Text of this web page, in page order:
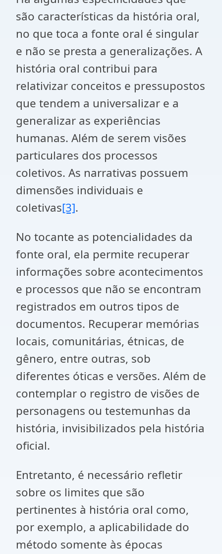
são características da história oral,
no que toca a fonte oral é singular
e não se presta a generalizações. A
história oral contribui para
relativizar conceitos e pressupostos
que tendem a universalizar e a
generalizar as experiências
humanas. Além de serem visões
particulares dos processos
coletivos. As narrativas possuem
dimensões individuais e
coletivas[3].
No tocante as potencialidades da
fonte oral, ela permite recuperar
informações sobre acontecimentos
e processos que não se encontram
registrados em outros tipos de
documentos. Recuperar memórias
locais, comunitárias, étnicas, de
gênero, entre outras, sob
diferentes óticas e versões. Além de
contemplar o registro de visões de
personagens ou testemunhas da
história, invisibilizados pela história
oficial.
Entretanto, é necessário refletir
sobre os limites que são
pertinentes à história oral como,
por exemplo, a aplicabilidade do
método somente às épocas